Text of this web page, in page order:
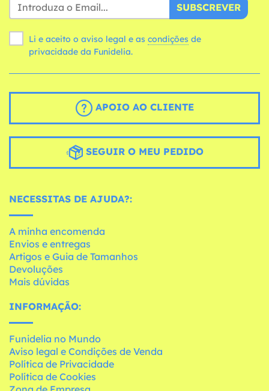
SUBSCREVER
Li e aceito o aviso legal e as condições
privacidade da Funidelia.
APOIO AO CLIENTE
SEGUIR O MEU PEDIDO
NECESSITAS DE AJUDA?:
A minha encomenda
Envios e entregas
Artigos e Guia de Tamanhos
Devoluções
Mais dúvidas
INFORMAÇÃO:
Funidelia no Mundo
Aviso legal e Condições de Venda
Política de Privacidade
Política de Cookies